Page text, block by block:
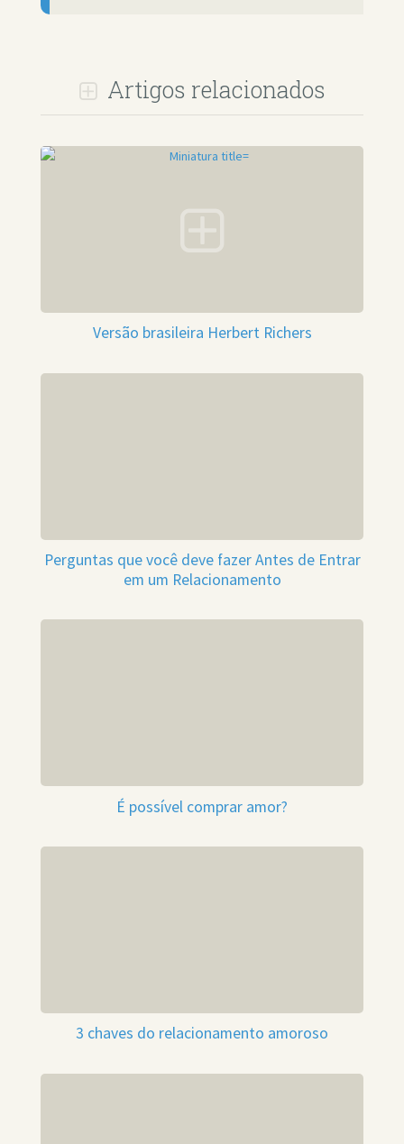
Artigos relacionados
Versão brasileira Herbert Richers
Perguntas que você deve fazer Antes de Entrar
em um Relacionamento
É possível comprar amor?
3 chaves do relacionamento amoroso